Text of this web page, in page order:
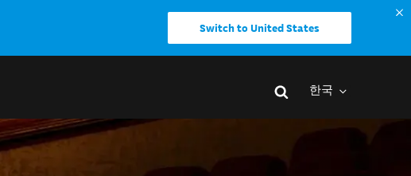
Switch to United States
한국